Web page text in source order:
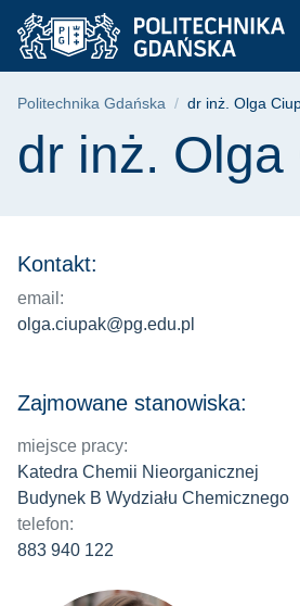
Przejdź
do
menu
Przejdź
do
wyszukiwarki
Przejdź
do
treści
dr inż. Olga
Ścieżka
Politechnika Gdańska dr inż. Olga
Treść strony
dr inż.
Kontakt:
email:
olga.ciupak@pg.edu.pl
Zajmowane stanowiska:
miejsce pracy:
Katedra Chemii Nieorganicznej
Budynek B Wydziału Chemicznego
telefon:
883 940 122